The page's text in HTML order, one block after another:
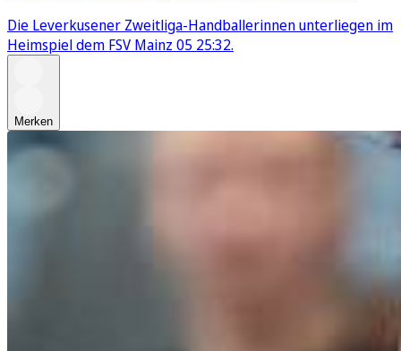
Die Leverkusener Zweitliga-Handballerinnen unterliegen im
Heimspiel dem FSV Mainz 05 25:32.
Merken